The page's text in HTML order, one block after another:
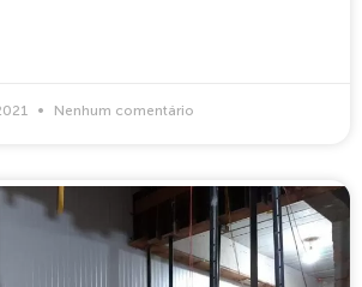
Nenhum comentário